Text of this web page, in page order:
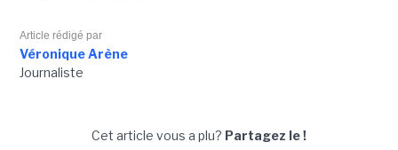
Article rédigé par
Véronique Arène
Journaliste
Cet article vous a plu? Partagez le !